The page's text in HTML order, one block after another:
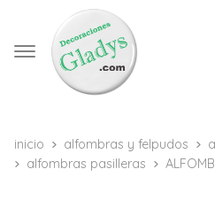
inicio alfombras y felpudos
alfombras pasilleras